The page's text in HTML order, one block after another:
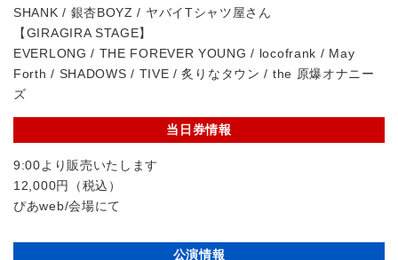
SHANK / 銀杏BOYZ / ヤバイTシャツ屋さん
【GIRAGIRA STAGE】
EVERLONG / THE FOREVER YOUNG / locofrank / May
Forth / SHADOWS / TIVE / 炙りなタウン / the 原爆オナニー
ズ
当日券情報
9:00より販売いたします
12,000円（税込）
ぴあweb/会場にて
公演情報